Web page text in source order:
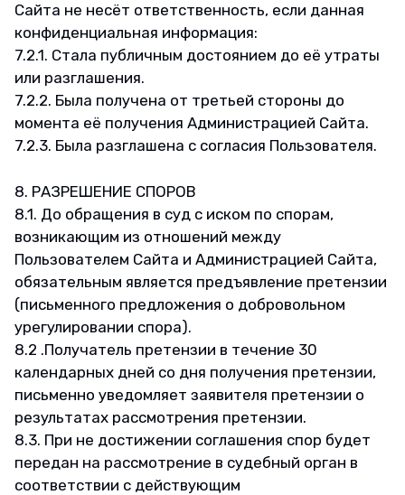
Сайта не несёт ответственность, если данная
конфиденциальная информация:
7.2.1. Стала публичным достоянием до её утраты
или разглашения.
7.2.2. Была получена от третьей стороны до
момента её получения Администрацией Сайта.
7.2.3. Была разглашена с согласия Пользователя.
8. РАЗРЕШЕНИЕ СПОРОВ
8.1. До обращения в суд с иском по спорам,
возникающим из отношений между
Пользователем Сайта и Администрацией Сайта,
обязательным является предъявление претензии
(письменного предложения о добровольном
урегулировании спора).
8.2 .Получатель претензии в течение 30
календарных дней со дня получения претензии,
письменно уведомляет заявителя претензии о
результатах рассмотрения претензии.
8.3. При не достижении соглашения спор будет
передан на рассмотрение в судебный орган в
соответствии с действующим